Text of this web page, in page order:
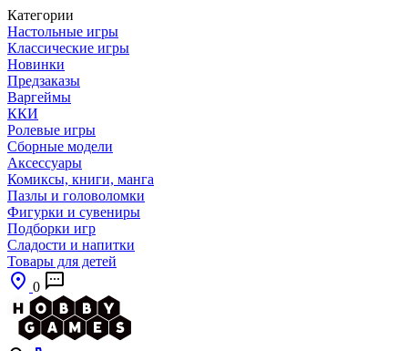
Категории
Настольные игры
Классические игры
Новинки
Предзаказы
Варгеймы
ККИ
Ролевые игры
Сборные модели
Аксессуары
Комиксы, книги, манга
Пазлы и головоломки
Фигурки и сувениры
Подборки игр
Сладости и напитки
Товары для детей
0